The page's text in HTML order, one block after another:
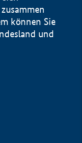
können Sie
und